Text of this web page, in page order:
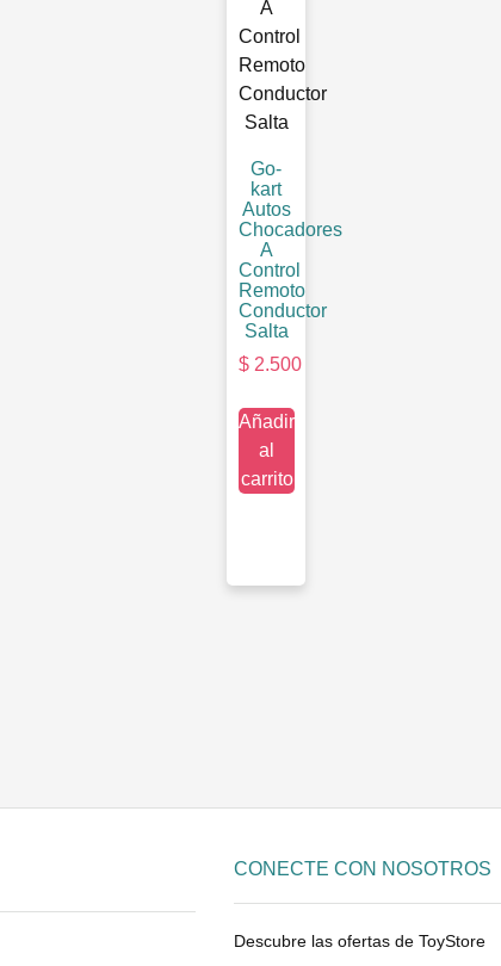
Go-
kart
Autos
Chocadores
A
Control
Remoto
Conductor
Salta
$ 2.500
Añadir
al
carrito
CONECTE CON NOSOTROS
Descubre las ofertas de ToyStore